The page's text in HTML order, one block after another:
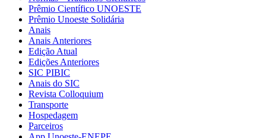
Prêmio Científico UNOESTE
Prêmio Unoeste Solidária
Anais
Anais Anteriores
Edição Atual
Edições Anteriores
SIC PIBIC
Anais do SIC
Revista Colloquium
Transporte
Hospedagem
Parceiros